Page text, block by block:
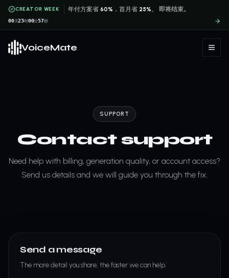
CREATOR WEEK 年付方案省60% ，首月省 25%。 即将结束。
00天23时00分57秒
VoiceMate
SUPPORT
Contact support
Need help with billing, generation quality, or account access?
Send us details and we will guide you through the fix.
Send a message
The more detail you share, the faster we can help.